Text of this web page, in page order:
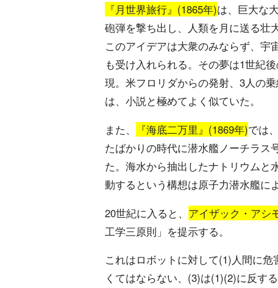
『月世界旅行』(1865年)は、巨大な
砲弾を撃ち出し、人類を月に送る壮
このアイデアは大衆のみならず、宇
も受け入れられる。その夢は1世紀
現。米フロリダからの発射、3人の
は、小説と極めてよく似ていた。
また、
『海底二万里』(1869年)では
たばかりの時代に潜水艦ノーチラス
た。海水から抽出したナトリウムと
動するという構想は原子力潜水艦に
20世紀に入ると、 アイザック・アシ
工学三原則」を提示する。
これはロボットに対して(1)人間に
くてはならない、(3)は(1)(2)に反す